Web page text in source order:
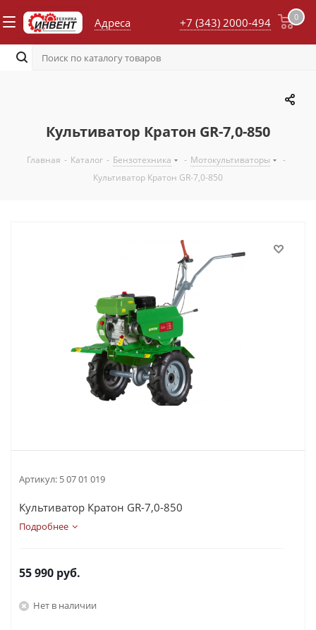
Адреса 0
+7 (343) 2000-494
Культиватор Кратон GR-7,0-850
Главная - Каталог - Бензотехника - Мотокультиваторы
-
Культиватор Кратон GR-7,0-850
Артикул: 5 07 01 019
Культиватор Кратон GR-7,0-850
Подробнее
55 990 руб.
Нет в наличии